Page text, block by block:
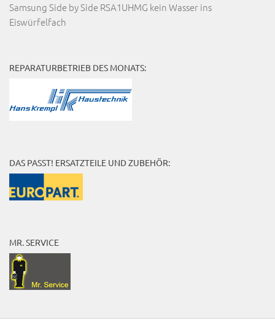
Samsung Side by Side RSA1UHMG kein Wasser ins
Eiswürfelfach
REPARATURBETRIEB DES MONATS:
DAS PASST! ERSATZTEILE UND ZUBEHÖR:
MR. SERVICE